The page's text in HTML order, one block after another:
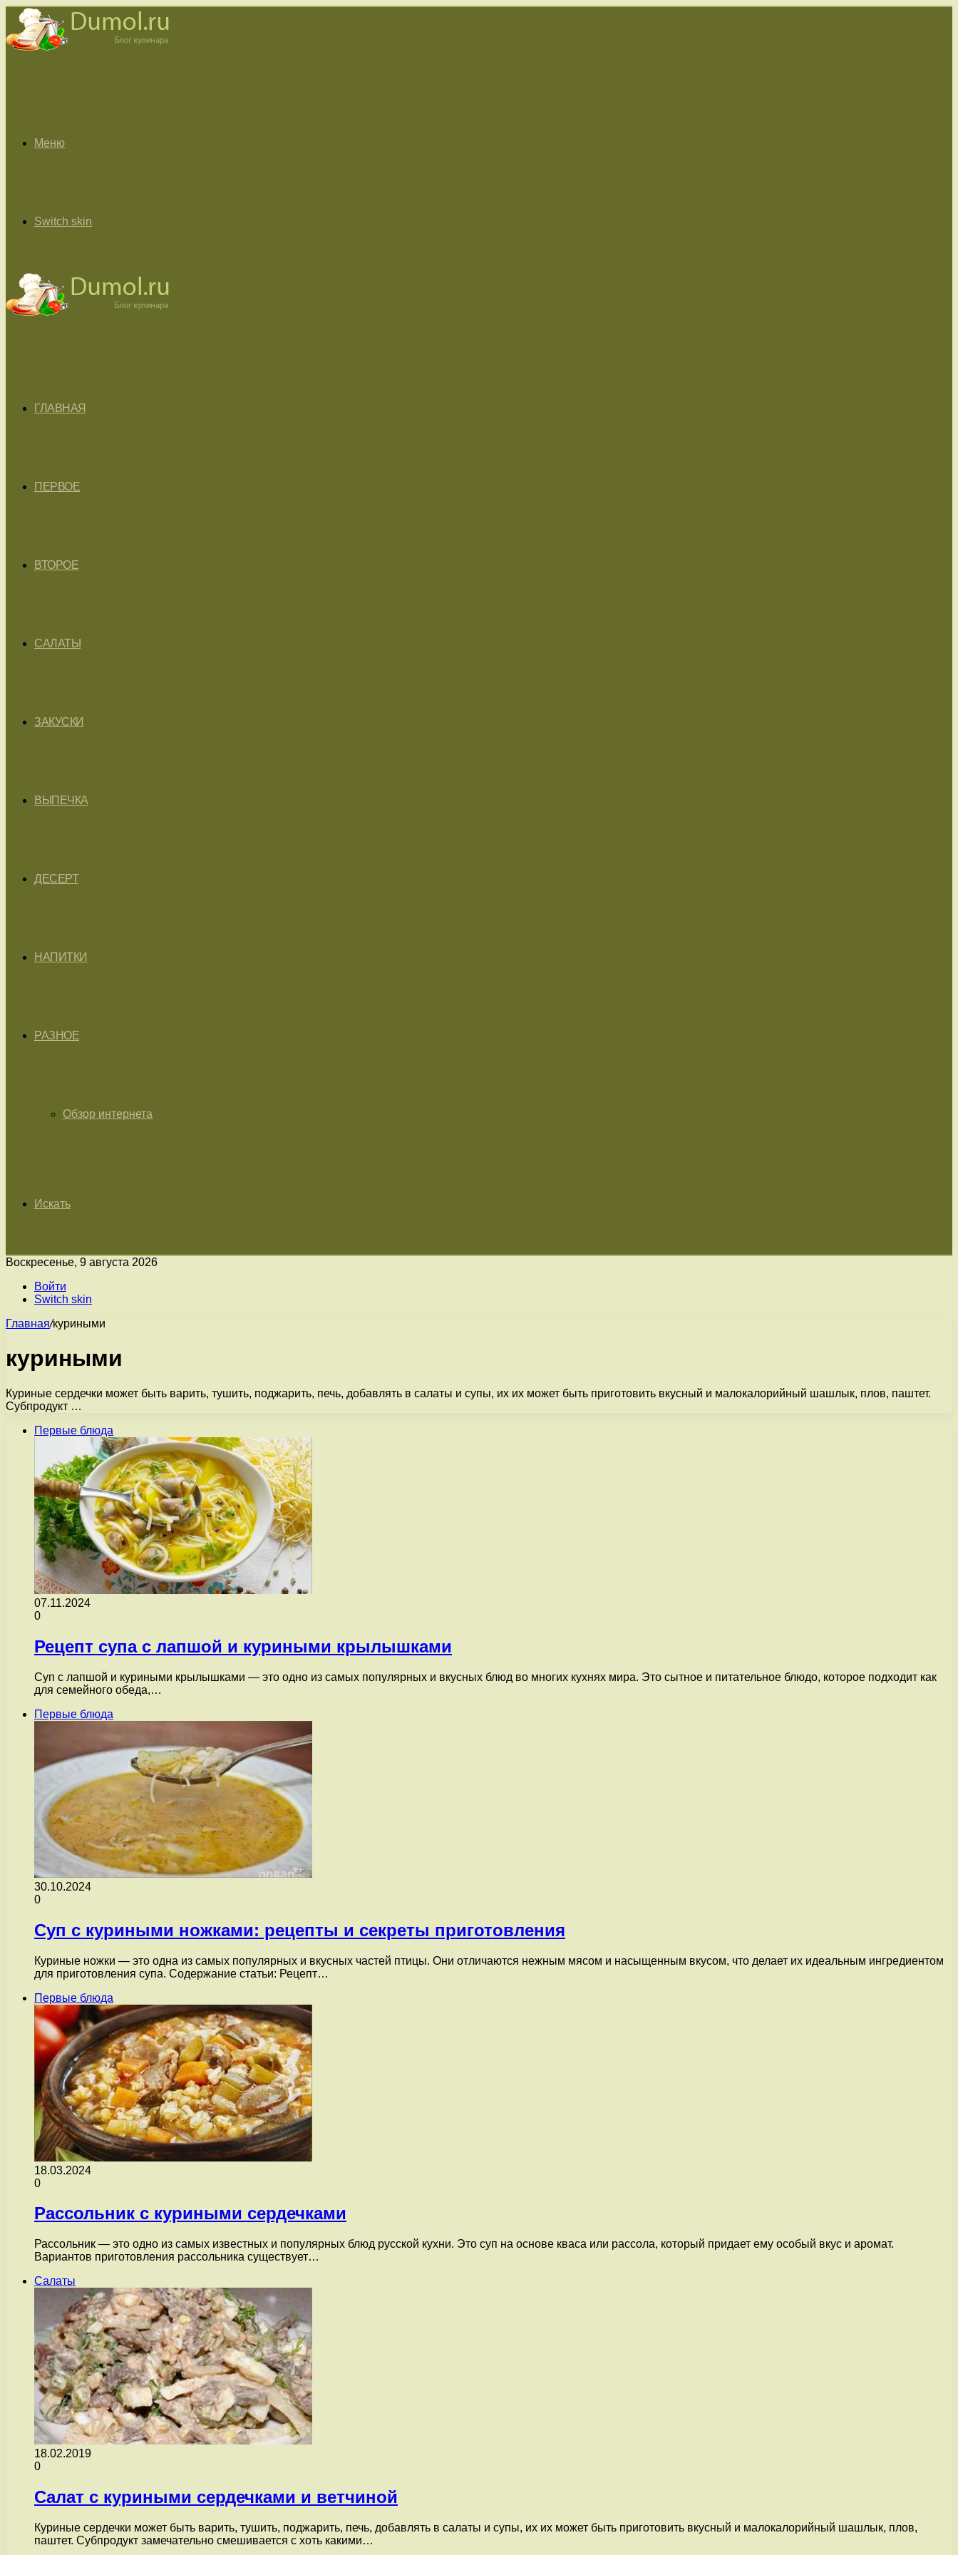
Меню
Switch skin
ГЛАВНАЯ
ПЕРВОЕ
ВТОРОЕ
САЛАТЫ
ЗАКУСКИ
ВЫПЕЧКА
ДЕСЕРТ
НАПИТКИ
РАЗНОЕ
Обзор интернета
Искать
Воскресенье, 9 августа 2026
Войти
Switch skin
Главная/куриными
куриными
Куриные сердечки может быть варить, тушить, поджарить, печь, добавлять в салаты и супы, их их может быть приготовить вкусный и малокалорийный шашлык, плов, паштет.
Субпродукт …
Первые блюда
07.11.2024
0
Рецепт супа с лапшой и куриными крылышками
Суп с лапшой и куриными крылышками — это одно из самых популярных и вкусных блюд во многих кухнях мира. Это сытное и питательное блюдо, которое подходит как
для семейного обеда,…
Первые блюда
30.10.2024
0
Суп с куриными ножками: рецепты и секреты приготовления
Куриные ножки — это одна из самых популярных и вкусных частей птицы. Они отличаются нежным мясом и насыщенным вкусом, что делает их идеальным ингредиентом
для приготовления супа. Содержание статьи: Рецепт…
Первые блюда
18.03.2024
0
Рассольник с куриными сердечками
Рассольник — это одно из самых известных и популярных блюд русской кухни. Это суп на основе кваса или рассола, который придает ему особый вкус и аромат.
Вариантов приготовления рассольника существует…
Салаты
18.02.2019
0
Салат с куриными сердечками и ветчиной
Куриные сердечки может быть варить, тушить, поджарить, печь, добавлять в салаты и супы, их их может быть приготовить вкусный и малокалорийный шашлык, плов,
паштет. Субпродукт замечательно смешивается с хоть какими…